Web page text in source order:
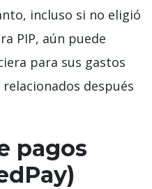
incluso si no eligió
PIP, aún puede
para sus gastos
después
pagos